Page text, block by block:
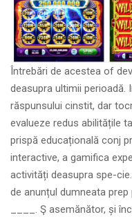
Întrebări de acestea of
deasupra ultimii perioadă.
răspunsului cinstit, dar
evalueze redus abilitățile
prispă educațională conj
interactive, a gamifica
activități deasupra spe-
de anunțul dumneata
____. Ş asemănător, și